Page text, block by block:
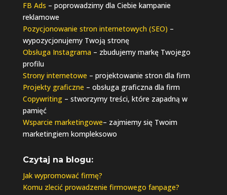
FB Ads – poprowadzimy dla Ciebie kampanie
reklamowe
Pozycjonowanie stron internetowych (SEO) –
wypozycjonujemy Twoją stronę
Obsługa Instagrama– zbudujemy markę Twojego
profilu
Strony internetowe – projektowanie stron dla firm
Projekty graficzne – obsługa graficzna dla firm
Copywriting– stworzymy treści, które zapadną w
pamięć
Wsparcie marketingowe– zajmiemy się Twoim
marketingiem kompleksowo
Czytaj na blogu:
Jak wypromować firmę?
Komu zlecić prowadzenie firmowego fanpage?